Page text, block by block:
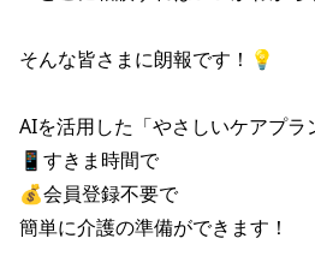
そんな皆さまに朗報です！💡
AIを活用した「やさしいケアプラ
📱すきま時間で
💰会員登録不要で
簡単に介護の準備ができます！